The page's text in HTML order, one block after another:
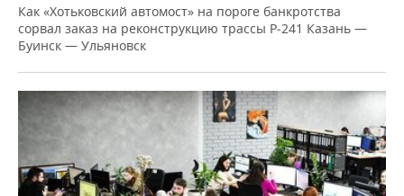
Как «Хотьковский автомост» на пороге банкротства
сорвал заказ на реконструкцию трассы Р‑241 Казань —
Буинск — Ульяновск